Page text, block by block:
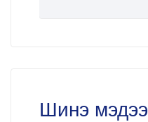
Шинэ мэдээ